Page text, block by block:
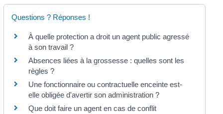
Questions ? Réponses !
À quelle protection a droit un agent public agressé
à son travail ?
Absences liées à la grossesse : quelles sont les
règles ?
Une fonctionnaire ou contractuelle enceinte est-
elle obligée d'avertir son administration ?
Que doit faire un agent en cas de conflit